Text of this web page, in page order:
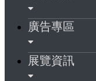
廣告專區
展覽資訊